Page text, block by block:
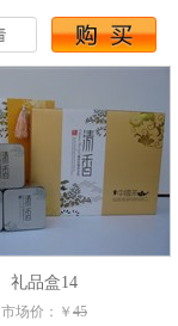
礼品盒14
市场价：￥ 45